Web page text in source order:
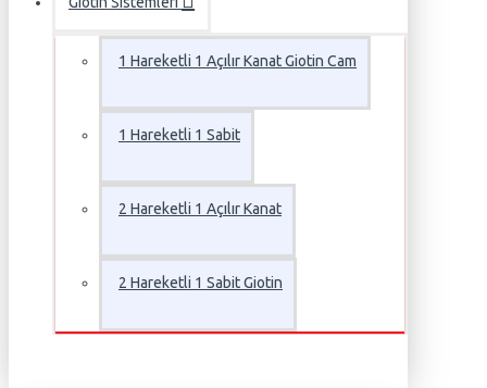
1 Hareketli 1 Açılır Kanat Giotin Cam
1 Hareketli 1 Sabit
2 Hareketli 1 Açılır Kanat
2 Hareketli 1 Sabit Giotin